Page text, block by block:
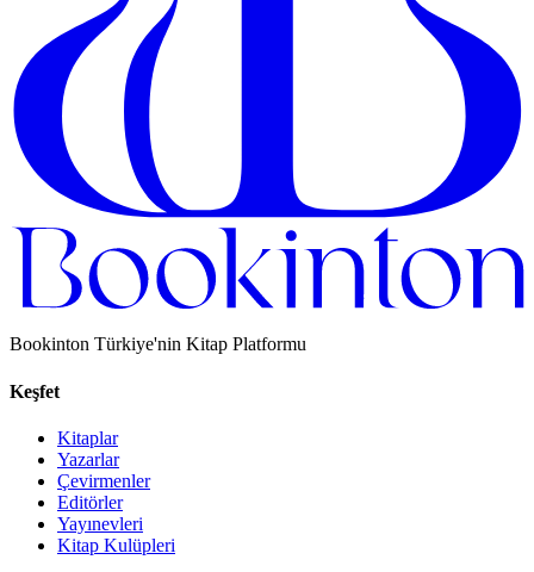
Bookinton Türkiye'nin Kitap Platformu
Keşfet
Kitaplar
Yazarlar
Çevirmenler
Editörler
Yayınevleri
Kitap Kulüpleri